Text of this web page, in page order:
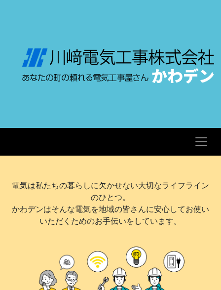
電気は私たちの暮らしに欠かせない大切なライフライン
のひとつ。
かわデンはそんな電気を地域の皆さんに安心してお使い
いただくためのお手伝いをしています。